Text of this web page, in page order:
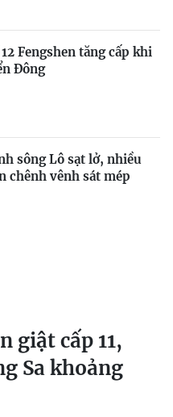
Fengshen tăng cấp khi
Đông
sông Lô sạt lở, nhiều
chênh vênh sát mép
giật cấp 11,
Sa khoảng